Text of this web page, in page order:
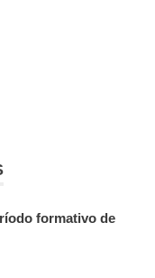
formativo de